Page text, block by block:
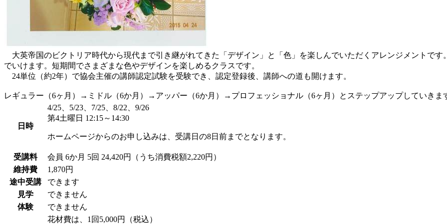
大英帝国のビクトリア時代から現代まで引き継がれてきた「デザイン」と「色」を楽しんでいただくアレンジメントで
でいけます。短期間でさまざまな色やデザインを楽しめるクラスです。
24単位（約2年）で協会主催の講師認定試験を受験でき、認定登録後、講師への道も開けます。
レギュラー（6ヶ月）→ミドル（6か月）→アッパー（6か月）→プロフェッショナル（6ヶ月）とステップアップしていきま
日時
4/25、5/23、7/25、8/22、9/26
第4土曜日 12:15～14:30
ホームページからのお申し込みは、受講日の8日前までとなります。
受講料 会員 6か月 5回 24,420円（うち消費税額2,220円）
維持費
1,870円
途中受講
できます
見学
できません
体験
できません
花材費は、1回5,000円（税込）